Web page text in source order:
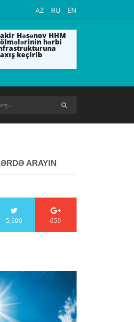
AZ RU EN
Həsənov HHM
hərbi
keçirib
ARAYIN
5,600 659